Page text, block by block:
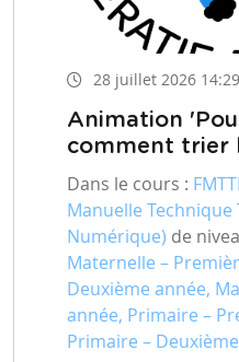
28 juillet 2026 14:29
Animation
comment trier
Dans le cours :
Manuelle
Numérique) de
Maternelle –
Deuxième année,
année, Primaire –
Primaire –